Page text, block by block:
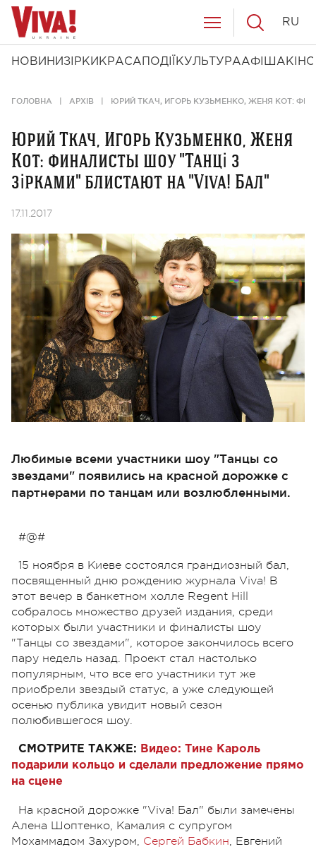
НОВИНИ ЗІРКИ КРАСА ПОДІЇ КУЛЬТУРААФІША КІНО
RU
ГОЛОВНА АРХІВ ЮРИЙ ТКАЧ, ИГОРЬ КУЗЬМЕНКО, ЖЕНЯ КОТ:
Юрий Ткач, Игорь Кузьменко, Женя
Кот: финалисты шоу "Танці з
зірками" блистают на "Viva! Бал"
17.11.2017
Любимые всеми участники шоу "Танцы со
звездами" появились на красной дорожке с
партнерами по танцам или возлюбленными.
#@#
15 ноября в Киеве состоялся грандиозный бал,
посвященный дню рождению журнала Viva! В
этот вечер в банкетном холле Regent Hill
собралось множество друзей издания, среди
которых были участники и финалисты шоу
"Танцы со звездами", которое закончилось всего
пару недель назад. Проект стал настолько
популярным, что все его участники тут же
приобрели звездый статус, а уже следующей
осенью публика увидит новый сезон
полюбившегося шоу.
СМОТРИТЕ ТАКЖЕ: Видео: Тине Кароль
подарили кольцо и сделали предложение прямо
на сцене
На красной дорожке "Viva! Бал" были замечены
Алена Шоптенко, Камалия с супругом
Мохаммадом Захуром, Сергей Бабкин, Евгений